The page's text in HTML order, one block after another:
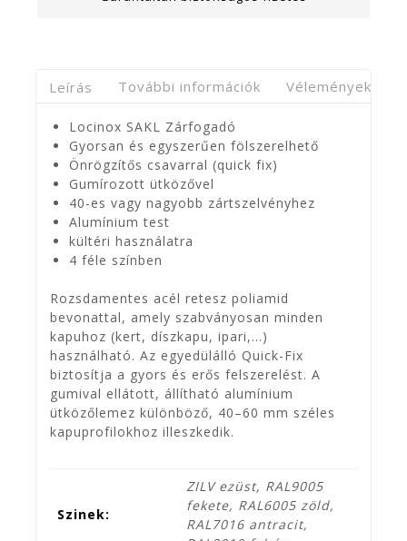
Leírás További információk Vélemények(0)
Locinox SAKL Zárfogadó
Gyorsan és egyszerűen fölszerelhető
Önrögzítős csavarral (quick fix)
Gumírozott ütközővel
40-es vagy nagyobb zártszelvényhez
Alumínium test
kültéri használatra
4 féle színben
Rozsdamentes acél retesz poliamid
bevonattal, amely szabványosan minden
kapuhoz (kert, díszkapu, ipari,…)
használható. Az egyedülálló Quick-Fix
biztosítja a gyors és erős felszerelést. A
gumival ellátott, állítható alumínium
ütközőlemez különböző, 40–60 mm széles
kapuprofilokhoz illeszkedik.
Szinek:
ZILV ezüst, RAL9005
fekete, RAL6005 zöld,
RAL7016 antracit,